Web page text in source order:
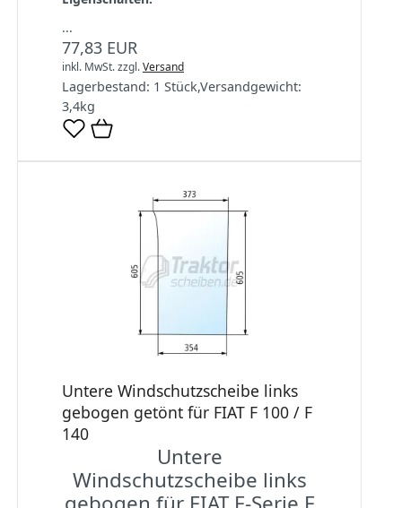
...
77,83 EUR
inkl. MwSt.zzgl.Versand
Lagerbestand: 1 Stück,Versandgewicht:
3,4kg
Untere Windschutzscheibe links
gebogen getönt für FIAT F 100 / F
140
Untere
Windschutzscheibe links